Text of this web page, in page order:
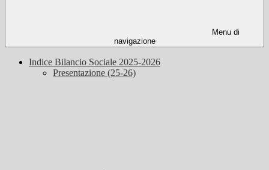
Menu di
navigazione
Indice Bilancio Sociale 2025-2026
Presentazione (25-26)